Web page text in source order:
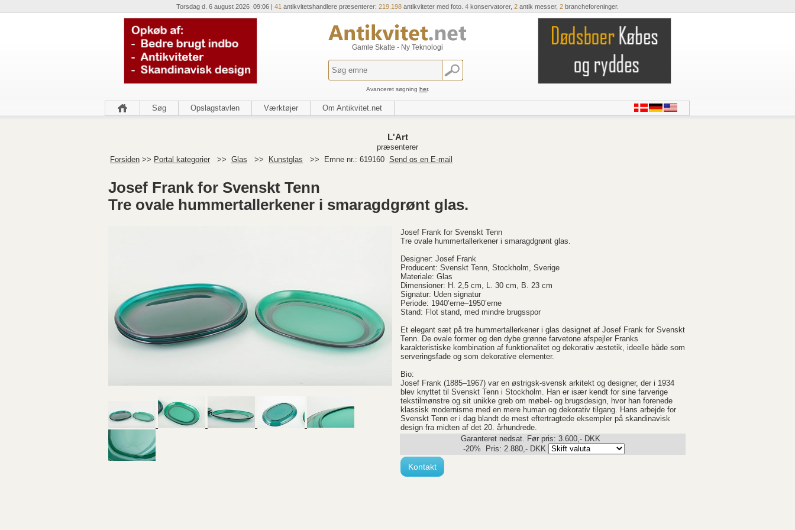
Torsdag d. 6 august 2026 09:06 | 41 antikvitetshandlere præsenterer: 219.198 antikviteter med foto. 4 konservatorer, 2 antik messer, 2 brancheforeninger.
Gamle Skatte - Ny Teknologi
Avanceret søgning her.
Søg Opslagstavlen Værktøjer Om Antikvitet.net
L'Art
præsenterer
Forsiden >> Portal kategorier >> Glas >> Kunstglas >> Emne nr.: 619160 Send os en E-mail
Josef Frank for Svenskt Tenn
Tre ovale hummertallerkener i smaragdgrønt glas.
Josef Frank for Svenskt Tenn
Tre ovale hummertallerkener i smaragdgrønt glas.
Designer: Josef Frank
Producent: Svenskt Tenn, Stockholm, Sverige
Materiale: Glas
Dimensioner: H. 2,5 cm, L. 30 cm, B. 23 cm
Signatur: Uden signatur
Periode: 1940’erne–1950’erne
Stand: Flot stand, med mindre brugsspor
Et elegant sæt på tre hummertallerkener i glas designet af Josef Frank for Svenskt
Tenn. De ovale former og den dybe grønne farvetone afspejler Franks
karakteristiske kombination af funktionalitet og dekorativ æstetik, ideelle både som
serveringsfade og som dekorative elementer.
Bio:
Josef Frank (1885–1967) var en østrigsk-svensk arkitekt og designer, der i 1934
blev knyttet til Svenskt Tenn i Stockholm. Han er især kendt for sine farverige
tekstilmønstre og sit unikke greb om møbel- og brugsdesign, hvor han forenede
klassisk modernisme med en mere human og dekorativ tilgang. Hans arbejde for
Svenskt Tenn er i dag blandt de mest eftertragtede eksempler på skandinavisk
design fra midten af det 20. århundrede.
Garanteret nedsat. Før pris: 3.600,- DKK
-20% Pris: 2.880,- DKK
Kontakt